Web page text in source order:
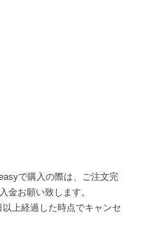
で購入の際は、ご注文完
金お願い致します。
上経過した時点でキャンセ